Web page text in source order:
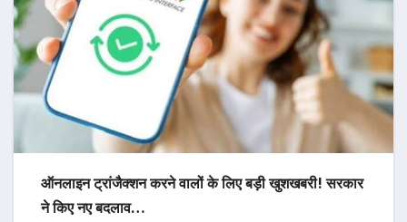
ऑनलाइन ट्रांजैक्शन करने वालों के लिए बड़ी खुशखबरी! सरकार
ने किए नए बदलाव…